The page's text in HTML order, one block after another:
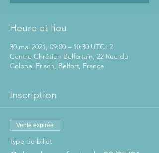
Heure et lieu
30 mai 2021, 09:00 – 10:30 UTC+2
Centre Chrétien Belfortain, 22 Rue du
Colonel Frisch, Belfort, France
Inscription
Vente expirée
Type de billet